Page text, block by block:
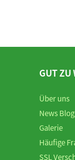
GUT ZU
Über uns
News Blog
Galerie
Häufige
SSL